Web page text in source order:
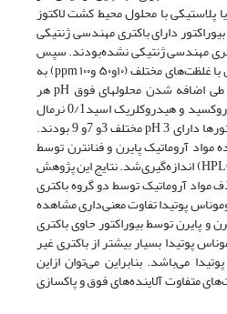
مدیا پلاستیکی با محلول محیط کشت لاکتوز
براث تلقیح، ساخته‌شد که 18 بیوراکتور دارای باکتری مهندسی ژنتیکی
باکتری مهندسی ژنتیکی نشده‌بودند. سپس
مواد آروماتیک پایرن و فنانترن با غلظت‌های مختلف (۱۰و۵۰ و۱۰۰ ppm) به
بیوراکتورها اضافه شدند.در طی اضافه شدن محلولهای فوق pH هر
بیوراکتور به کمک سدیم هیدروکسید و هیدروکلریک اسید0/1 نرمال
تنظیم شد به طوری که بیوراکتورها دارای 3 pH مختلف 3و 7و 9 بودند.
مواد آروماتیک پایرن و فنانترن توسط
دستگاه کروماتوگرافی مایع (HPLC) اندازه‌گیری‌شد. نتایج این پژوهش
آروماتیک توسط دو گروه باکتری
پوتیدا تفاوت معنی‌داری مشاهده‌
پایرن توسط بیوراکتور حاوی باکتری
پوتیدا بسیار بیشتر از باکتری غیر
می‌باشد. بنابراین می‌توان ازاین
متفاوت آلاینده‌های فوق و پاکسازی